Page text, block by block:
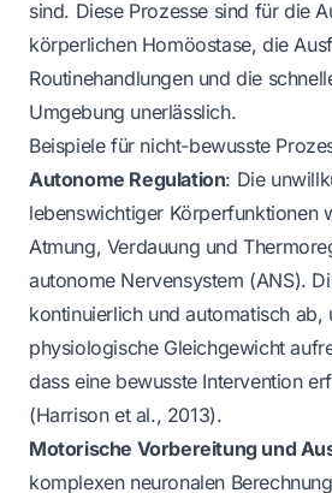
sind. Diese Prozesse sind für die
körperlichen Homöostase, die
Routinehandlungen und die
Umgebung unerlässlich.
Beispiele für nicht-bewusste
Autonome Regulation: Die
lebenswichtiger Körperfunktionen
Atmung, Verdauung und
autonome Nervensystem (ANS).
kontinuierlich und automatisch ab,
physiologische Gleichgewicht
dass eine bewusste Intervention
(Harrison et al., 2013).
Motorische Vorbereitung und
komplexen neuronalen